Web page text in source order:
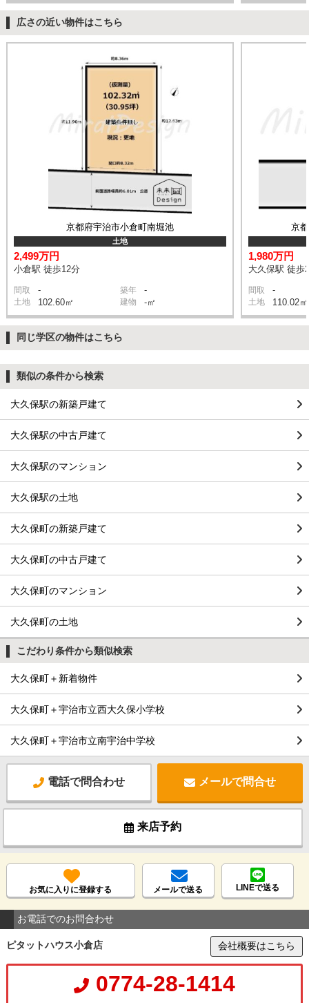
広さの近い物件はこちら
京都府宇治市小倉町南堀池
土地
2,499万円
小倉駅 徒歩12分
間取 - 築年 -
土地 102.60㎡ 建物 -㎡
京
1,980万円
大久保駅 徒歩
間取 -
土地 110.02㎡
同じ学区の物件はこちら
類似の条件から検索
大久保駅の新築戸建て
大久保駅の中古戸建て
大久保駅のマンション
大久保駅の土地
大久保町の新築戸建て
大久保町の中古戸建て
大久保町のマンション
大久保町の土地
こだわり条件から類似検索
大久保町＋新着物件
大久保町＋宇治市立西大久保小学校
大久保町＋宇治市立南宇治中学校
電話で問合わせ メールで問合せ
来店予約
お気に入りに登録する メールで送る LINEで送る
お電話でのお問合わせ
ピタットハウス小倉店 会社概要はこちら
0774-28-1414